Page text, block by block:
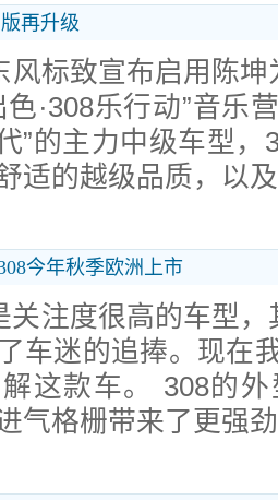
再升级
风标致宣布启用陈
色·308乐行动”音乐
”的主力中级车型
适的越级品质，以
今年秋季欧洲上市
关注度很高的车型
车迷的追捧。现在
这款车。 308的
气格栅带来了更强